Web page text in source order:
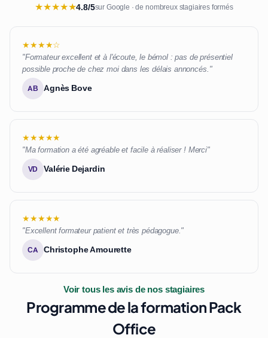
★★★★★4.8/5sur Google · de nombreux stagiaires formés
★★★★☆
"Formateur excellent et à l'écoute, le bémol : pas de présentiel
possible proche de chez moi dans les délais annoncés."
AB Agnès Bove
★★★★★
"Ma formation a été agréable et facile à réaliser ! Merci"
VD Valérie Dejardin
★★★★★
"Excellent formateur patient et très pédagogue."
CA Christophe Amourette
Voir tous les avis de nos stagiaires
Programme de la formation Pack
Office